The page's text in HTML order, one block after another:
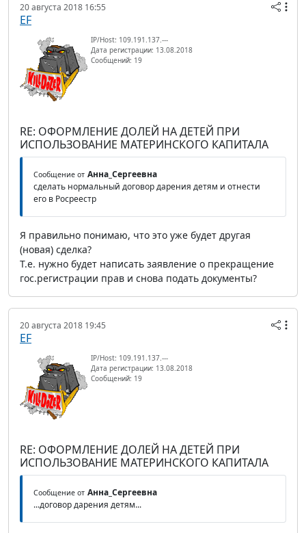
20 августа 2018 16:55
EF
IP/Host: 109.191.137.---
Дата регистрации: 13.08.2018
Сообщений: 19
RE: ОФОРМЛЕНИЕ ДОЛЕЙ НА ДЕТЕЙ ПРИ
ИСПОЛЬЗОВАНИЕ МАТЕРИНСКОГО КАПИТАЛА
Сообщение от Анна_Сергеевна
сделать нормальный договор дарения детям и отнести
его в Росреестр
Я правильно понимаю, что это уже будет другая
(новая) сделка?
Т.е. нужно будет написать заявление о прекращение
гос.регистрации прав и снова подать документы?
20 августа 2018 19:45
EF
IP/Host: 109.191.137.---
Дата регистрации: 13.08.2018
Сообщений: 19
RE: ОФОРМЛЕНИЕ ДОЛЕЙ НА ДЕТЕЙ ПРИ
ИСПОЛЬЗОВАНИЕ МАТЕРИНСКОГО КАПИТАЛА
Сообщение от Анна_Сергеевна
...договор дарения детям...